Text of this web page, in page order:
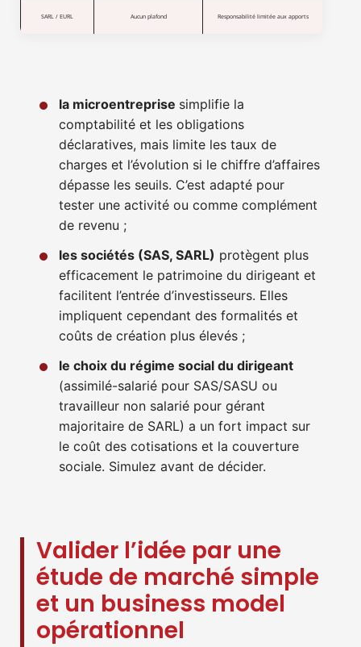
SARL / EURL Aucun plafond Responsabilité limitée aux apports
la microentreprise simplifie la
comptabilité et les obligations
déclaratives, mais limite les taux de
charges et l’évolution si le chiffre d’affaires
dépasse les seuils. C’est adapté pour
tester une activité ou comme complément
de revenu ;
les sociétés (SAS, SARL) protègent plus
efficacement le patrimoine du dirigeant et
facilitent l’entrée d’investisseurs. Elles
impliquent cependant des formalités et
coûts de création plus élevés ;
le choix du régime social du dirigeant
(assimilé-salarié pour SAS/SASU ou
travailleur non salarié pour gérant
majoritaire de SARL) a un fort impact sur
le coût des cotisations et la couverture
sociale. Simulez avant de décider.
Valider l’idée par une
étude de marché simple
et un business model
opérationnel